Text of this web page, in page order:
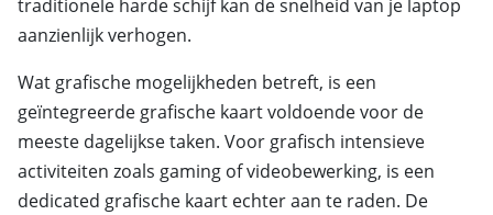
traditionele harde schijf kan de snelheid van je laptop
aanzienlijk verhogen.
Wat grafische mogelijkheden betreft, is een
geïntegreerde grafische kaart voldoende voor de
meeste dagelijkse taken. Voor grafisch intensieve
activiteiten zoals gaming of videobewerking, is een
dedicated grafische kaart echter aan te raden. De